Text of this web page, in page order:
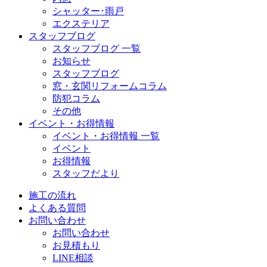
シャッター･雨戸
エクステリア
スタッフブログ
スタッフブログ 一覧
お知らせ
スタッフブログ
窓・玄関リフォームコラム
防犯コラム
その他
イベント・お得情報
イベント・お得情報 一覧
イベント
お得情報
スタッフだより
施工の流れ
よくある質問
お問い合わせ
お問い合わせ
お見積もり
LINE相談